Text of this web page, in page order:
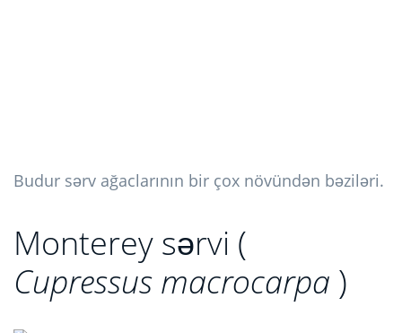
Budur sərv ağaclarının bir çox növündən bəziləri.
Monterey sərvi (
Cupressus macrocarpa )